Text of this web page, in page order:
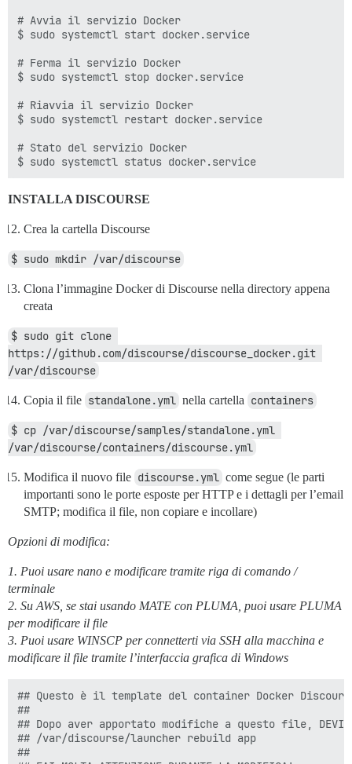
# Avvia il servizio Docker
$ sudo systemctl start docker.service
# Ferma il servizio Docker
$ sudo systemctl stop docker.service
# Riavvia il servizio Docker
$ sudo systemctl restart docker.service
# Stato del servizio Docker
INSTALLA DISCOURSE
Crea la cartella Discourse
$ sudo mkdir /var/discourse
Clona l’immagine Docker di Discourse nella directory appena
creata
$ sudo git clone
https://github.com/discourse/discourse_docker.git
/var/discourse
Copia il file standalone.yml nella cartella containers
$ cp /var/discourse/samples/standalone.yml
/var/discourse/containers/discourse.yml
Modifica il nuovo file discourse.yml come segue (le parti
importanti sono le porte esposte per HTTP e i dettagli per l’email
SMTP; modifica il file, non copiare e incollare)
Opzioni di modifica:
1. Puoi usare nano e modificare tramite riga di comando /
terminale
2. Su AWS, se stai usando MATE con PLUMA, puoi usare PLUMA
per modificare il file
3. Puoi usare WINSCP per connetterti via SSH alla macchina e
modificare il file tramite l’interfaccia grafica di Windows
## Questo è il template del container Docker
##
## Dopo aver apportato modifiche a questo file,
## /var/discourse/launcher rebuild app
##